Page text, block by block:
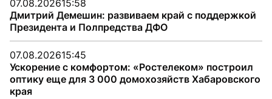
07.08.202615:58
Дмитрий Демешин: развиваем край с поддержкой
Президента и Полпредства ДФО
07.08.202615:45
Ускорение с комфортом: «Ростелеком» построил
оптику еще для 3 000 домохозяйств Хабаровского
края